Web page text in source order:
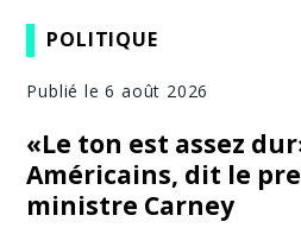
POLITIQUE
Publié le 6 août 2026
«Le ton est assez
Américains, dit le
ministre Carney